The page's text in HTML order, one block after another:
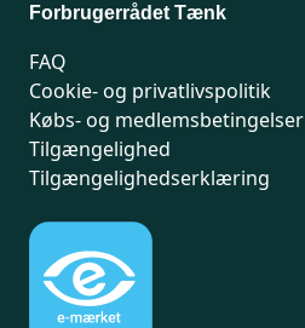
Forbrugerrådet Tænk
FAQ
Cookie- og privatlivspolitik
Købs- og medlemsbetingelser
Tilgængelighed
Tilgængelighedserklæring